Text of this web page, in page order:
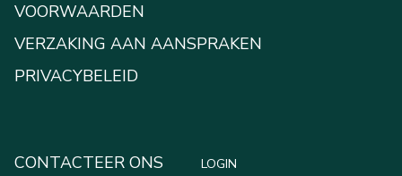
VOORWAARDEN
VERZAKING AAN AANSPRAKEN
PRIVACYBELEID
CONTACTEER ONS
LOGIN